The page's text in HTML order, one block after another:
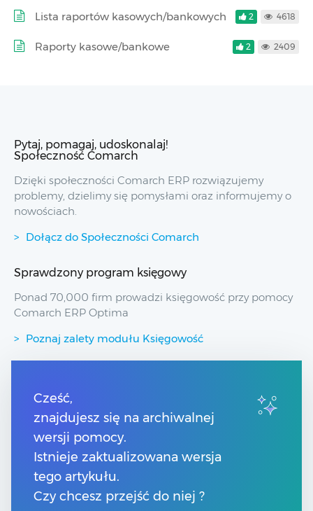
Lista raportów kasowych/bankowych 2 4618
Raporty kasowe/bankowe 2 2409
Pytaj, pomagaj, udoskonalaj!
Społeczność Comarch
Dzięki społeczności Comarch ERP rozwiązujemy
problemy, dzielimy się pomysłami oraz informujemy o
nowościach.
Dołącz do Społeczności Comarch
Sprawdzony program księgowy
Ponad 70,000 firm prowadzi księgowość przy pomocy
Comarch ERP Optima
Poznaj zalety modułu Księgowość
Przydatne linki
Spis treści
Pomoc Comarch Betterfly
Pomoc Comarch e-Sklep
Pomoc Comarch HRM
Kontakt
Cześć,
znajdujesz się na archiwalnej
wersji pomocy.
Istnieje zaktualizowana wersja
tego artykułu.
Czy chcesz przejść do niej ?